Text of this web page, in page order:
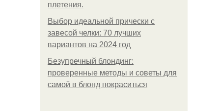
плетения.
Выбор идеальной прически с
завесой челки: 70 лучших
вариантов на 2024 год
Безупречный блондинг:
проверенные методы и советы для
самой в блонд покраситься